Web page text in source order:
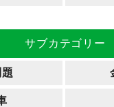
サブカテゴリー